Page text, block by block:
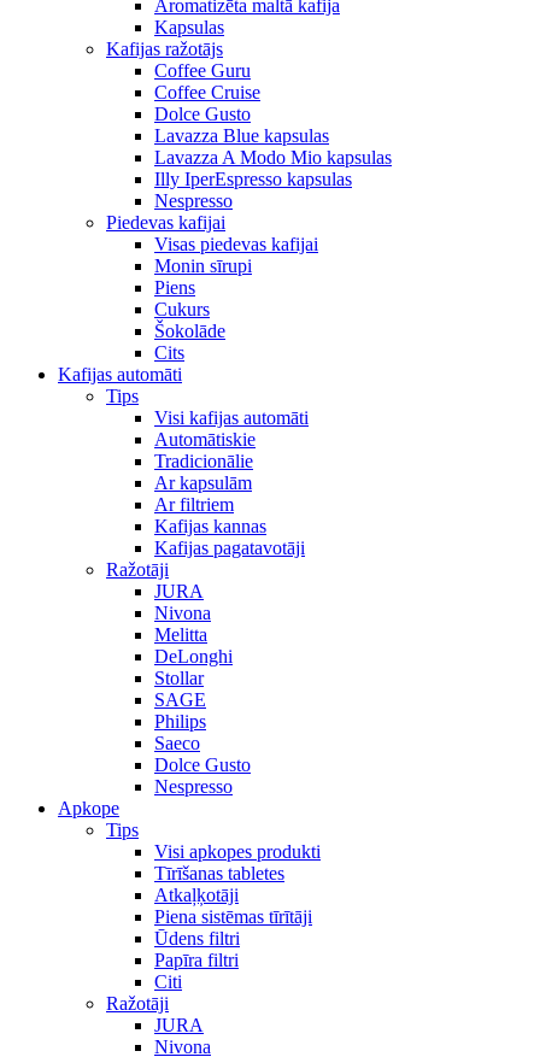
Aromatizēta maltā kafija
Kapsulas
Kafijas ražotājs
Coffee Guru
Coffee Cruise
Dolce Gusto
Lavazza Blue kapsulas
Lavazza A Modo Mio kapsulas
Illy IperEspresso kapsulas
Nespresso
Piedevas kafijai
Visas piedevas kafijai
Monin sīrupi
Piens
Cukurs
Šokolāde
Cits
Kafijas automāti
Tips
Visi kafijas automāti
Automātiskie
Tradicionālie
Ar kapsulām
Ar filtriem
Kafijas kannas
Kafijas pagatavotāji
Ražotāji
JURA
Nivona
Melitta
DeLonghi
Stollar
SAGE
Philips
Saeco
Dolce Gusto
Nespresso
Apkope
Tips
Visi apkopes produkti
Tīrīšanas tabletes
Atkaļķotāji
Piena sistēmas tīrītāji
Ūdens filtri
Papīra filtri
Citi
Ražotāji
JURA
Nivona